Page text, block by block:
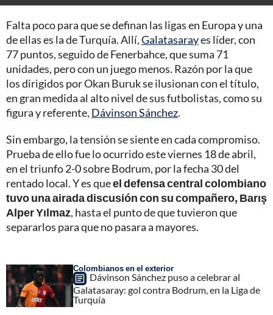
Falta poco para que se definan las ligas en Europa y una
de ellas es la de Turquía. Allí,Galatasarayes líder, con
77 puntos, seguido de Fenerbahce, que suma 71
unidades, pero con un juego menos. Razón por la que
los dirigidos por Okan Buruk se ilusionan con el título,
en gran medida al alto nivel de sus futbolistas, como su
figura y referente, Dávinson Sánchez.
Sin embargo, la tensión se siente en cada compromiso.
Prueba de ello fue lo ocurrido este viernes 18 de abril,
en el triunfo 2-0 sobre Bodrum, por la fecha 30 del
rentado local. Y es queel defensa central colombiano
tuvo una airada discusión con su compañero, Barış
Alper Yılmaz, hasta el punto de que tuvieron que
separarlos para que no pasara a mayores.
Colombianos en el exterior
Dávinson Sánchez puso a celebrar al
Galatasaray: gol contra Bodrum, en la Liga de
Turquía